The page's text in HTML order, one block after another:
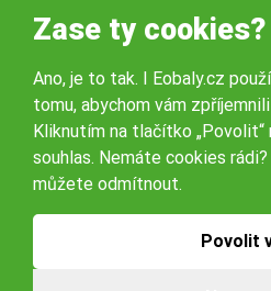
Naše pobočky:
Obchodní podmínky
Zase ty cookies?
Ano, je to tak. I Eobaly.cz
tomu, abychom vám
Kliknutím na tlačítko „Povolit“
souhlas. Nemáte cookies rádi?
můžete odmítnout.
Povolit